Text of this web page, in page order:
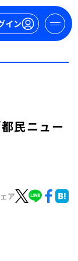
イン
都民ニュー
ア